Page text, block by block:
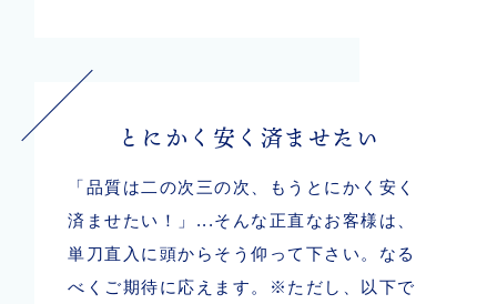
とにかく安く済ませたい
「品質は二の次三の次、もうとにかく安く
済ませたい！」...そんな正直なお客様は、
単刀直入に頭からそう仰って下さい。なる
べくご期待に応えます。※ただし、以下で